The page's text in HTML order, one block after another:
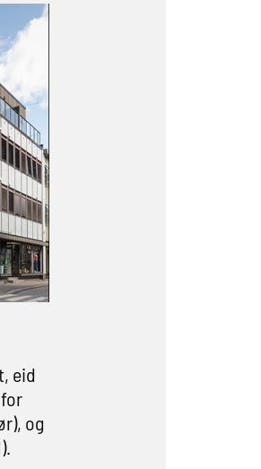
eid
og